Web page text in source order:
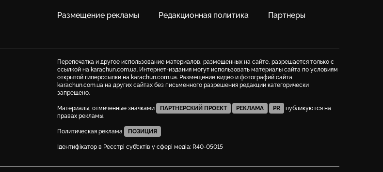
Размещение рекламы Редакционная политика Партнеры
Перепечатка и другое использование материалов, размещенных на сайте, разрешается только с
ссылкой на karachun.com.ua. Интернет-издания могут использовать материалы сайта по условиям
открытой гиперссылки на karachun.com.ua. Размещение видео и фотографий сайта
karachun.com.ua на других сайтах без письменного разрешения редакции категорически
запрещено.
Материалы, отмеченные значками ПАРТНЕРСКИЙ ПРОЕКТ РЕКЛАМА PR
публикуются на
правах рекламы.
Политическая реклама ПОЗИЦИЯ
Ідентифікатор в Реєстрі суб’єктів у сфері медіа: R40-05015